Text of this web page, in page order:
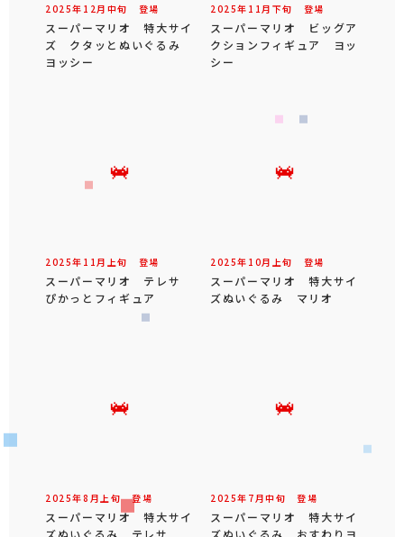
2025年 12 月 中旬 登場
スーパーマリオ 特大サイ
ズ クタッとぬいぐるみ
ヨッシー
2025年 11 月 下旬 登場
スーパーマリオ ビッグア
クションフィギュア ヨッ
シー
2025年 11 月 上旬 登場
スーパーマリオ テレサ
ぴかっとフィギュア
2025年 10月 上旬 登場
スーパーマリオ 特大サイ
ズぬいぐるみ マリオ
2025年8 月 上旬登場
スーパーマリオ 特大サイ
2025年 7 月中旬 登場
スーパーマリオ 特大サイ